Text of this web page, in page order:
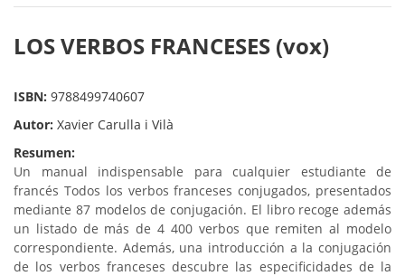
LOS VERBOS FRANCESES (vox)
ISBN: 9788499740607
Autor: Xavier Carulla i Vilà
Resumen:
Un manual indispensable para cualquier estudiante de
francés Todos los verbos franceses conjugados, presentados
mediante 87 modelos de conjugación. El libro recoge además
un listado de más de 4 400 verbos que remiten al modelo
correspondiente. Además, una introducción a la conjugación
de los verbos franceses descubre las especificidades de la